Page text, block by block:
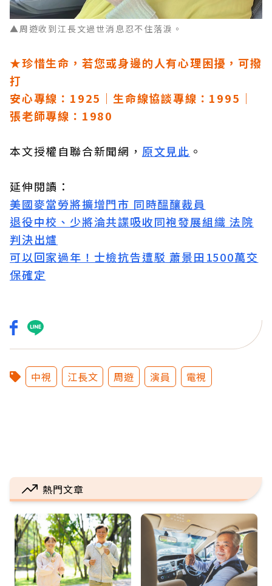
▲ 周遊收到江長文過世消息忍不住落淚。
★珍惜生命，若您或身邊的人有心理困擾，可撥
打
安心專線：1925｜生命線協談專線：1995｜
張老師專線：1980
本文授權自聯合新聞網， 原文見此 。
延伸閱讀：
美國麥當勞將擴增門市 同時醞釀裁員
退役中校、少將淪共諜吸收同袍發展組織 法院
判決出爐
可以回家過年！士檢抗告遭駁 蕭景田1500萬交
保確定
中視 江長文 周遊 演員 電視
熱門文章